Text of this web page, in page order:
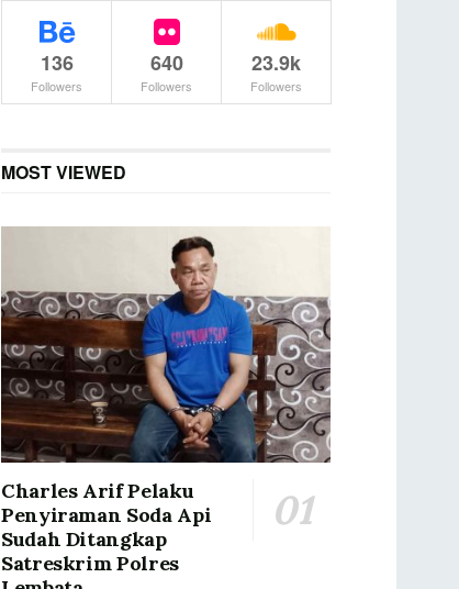
136
Followers
640
Followers
23.9k
Followers
MOST VIEWED
Charles Arif Pelaku
Penyiraman Soda Api
Sudah Ditangkap
Satreskrim Polres